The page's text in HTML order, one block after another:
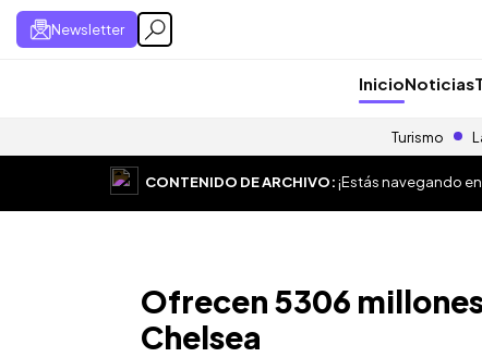
Newsletter
InicioNoticias
Turismo
CONTENIDO DE ARCHIVO:¡Estás navegando
Ofrecen 5306
Chelsea